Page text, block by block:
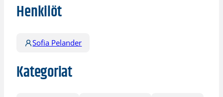
Henkilöt
Sofia Pelander
Kategoriat